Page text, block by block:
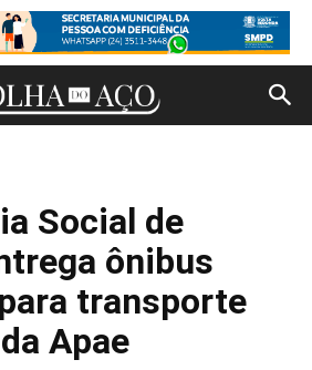
Social de
ônibus
transporte
Apae